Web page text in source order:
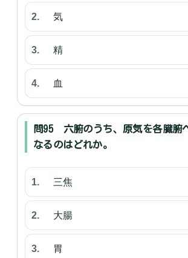
気
精
血
問95 六腑のうち、原気を各臓腑
なるのはどれか。
三焦
大腸
胃